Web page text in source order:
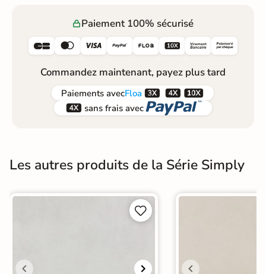
Paiement 100% sécurisé
     
Commandez maintenant, payez plus tard
Paiements avecFloa  
 sans frais avec 
Les autres produits de la Série Simply

